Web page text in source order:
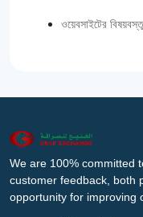
ওয়েবসাইটের
We are 100% committed
customer feedback, both
opportunity for improving